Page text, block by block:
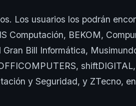
Los usuarios los podrán
Computación, BEKOM,
Bill Informática,
y Seguridad, y ZTecno,